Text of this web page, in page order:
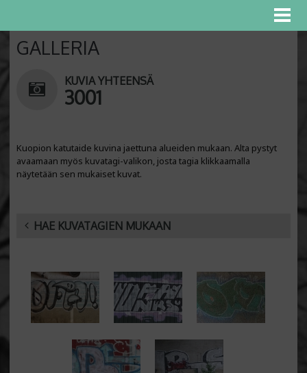
GALLERIA
KUVIA YHTEENSÄ
3001
Kuopion katutaide kuvina jaettuna alueiden mukaan. Alta pystyt
avaamaan myös kuvatagi-valikon, josta tagia klikkaamalla
näytetään sen mukaiset kuvat.
HAE KUVATAGIEN MUKAAN